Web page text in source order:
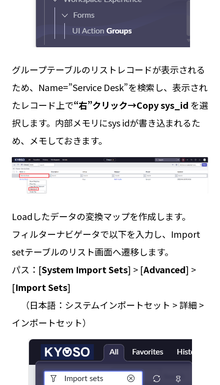
グループテーブルのリストレコードが表示される
ため、Name=”Service Desk”を検索し、表示され
たレコード上で“右”クリック→Copy sys_id を選
択します。内部メモリにsys idが書き込まれるた
め、メモしておきます。
Loadしたデータの変換マップを作成します。
フィルターナビゲータで以下を入力し、Import
setテーブルのリスト画面へ遷移します。
パス：[System Import Sets] > [Advanced] >
[Import Sets]
（日本語：システムインポートセット > 詳細 >
インポートセット）